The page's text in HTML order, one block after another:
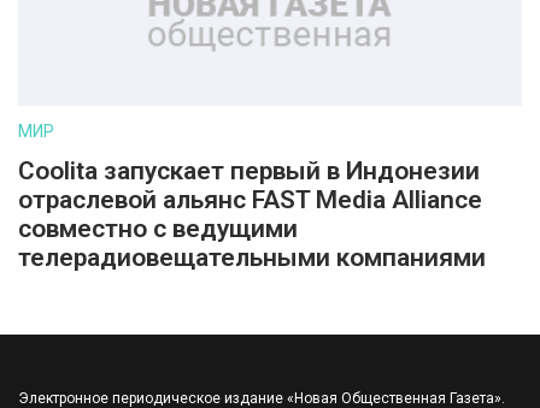
МИР
Coolita запускает первый в Индонезии
отраслевой альянс FAST Media Alliance
совместно с ведущими
телерадиовещательными компаниями
Электронное периодическое издание «Новая Общественная Газета».